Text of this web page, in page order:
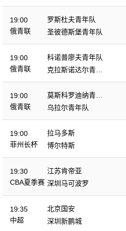
队
19:00
俄青联
罗斯杜夫青年队
圣彼德斯堡青年队
19:00
俄青联
科诺普廖夫青年队
克拉斯诺达尔青年
队
19:00
俄青联
莫斯科罗迪纳青年
队
乌拉尔青年队
19:00
菲州长杯
拉马多斯
博尔特斯
19:30
CBA夏季赛
江苏肯帝亚
深圳马可波罗
19:35
中超
北京国安
深圳新鹏城